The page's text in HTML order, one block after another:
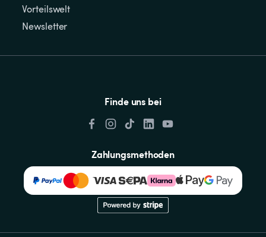
Vorteilswelt
Newsletter
Finde uns bei
Zahlungsmethoden